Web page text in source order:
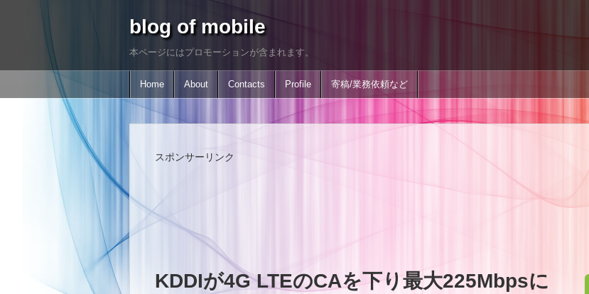
blog of mobile
本ページにはプロモーションが含まれます。
Home About Contacts Profile 寄稿/業務依頼など
スポンサーリンク
KDDIが4G LTEのCAを下り最大225Mbpsに